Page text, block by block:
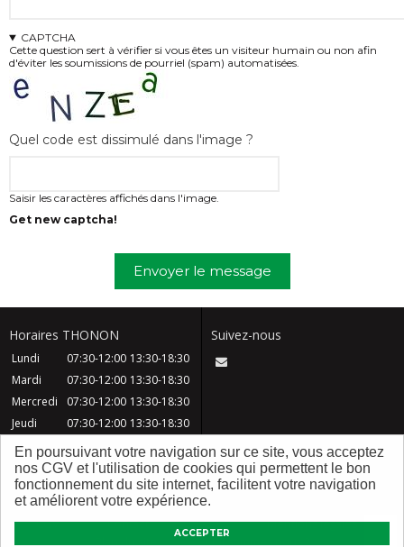
ACCEPTER
En poursuivant votre navigation sur ce site, vous acceptez
nos CGV et l'utilisation de cookies qui permettent le bon
fonctionnement du site internet, facilitent votre navigation
et améliorent votre expérience.
CAPTCHA
Cette question sert à vérifier si vous êtes un visiteur humain ou non afin
d'éviter les soumissions de pourriel (spam) automatisées.
Quel code est dissimulé dans l'image ?
Saisir les caractères affichés dans l'image.
Get new captcha!
Envoyer le message
Horaires THONON
Lundi 07:30-12:00 13:30-18:30
Mardi
07:30-12:00 13:30-18:30
Mercredi
07:30-12:00 13:30-18:30
Jeudi
07:30-12:00 13:30-18:30
Vendredi
07:30-12:00
13:30-18:30
Samedi
08:30-12:30
Dimanche Fermé
Suivez-nous
CGV Contact FAQ
Mentions légales
Qui sommes nous ?